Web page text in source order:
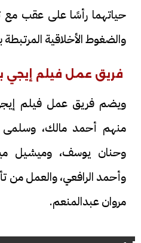
حياتهما رأسًا على عقب مع
والضغوط الأخلاقية المرتبطة
فريق عمل فيلم
ويضم فريق عمل فيلم
منهم أحمد مالك، وسلمى
وحنان يوسف، وميشيل
وأحمد الرافعي، والعمل من
مروان عبدالمنعم.